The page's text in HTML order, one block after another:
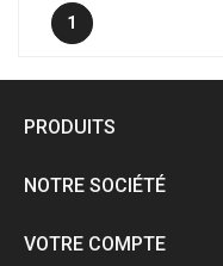
1
PRODUITS
NOTRE SOCIÉTÉ
VOTRE COMPTE